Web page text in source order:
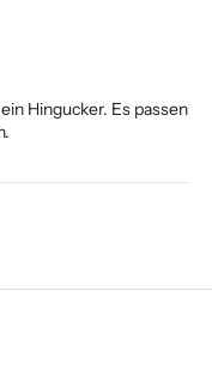
Hingucker. Es passen